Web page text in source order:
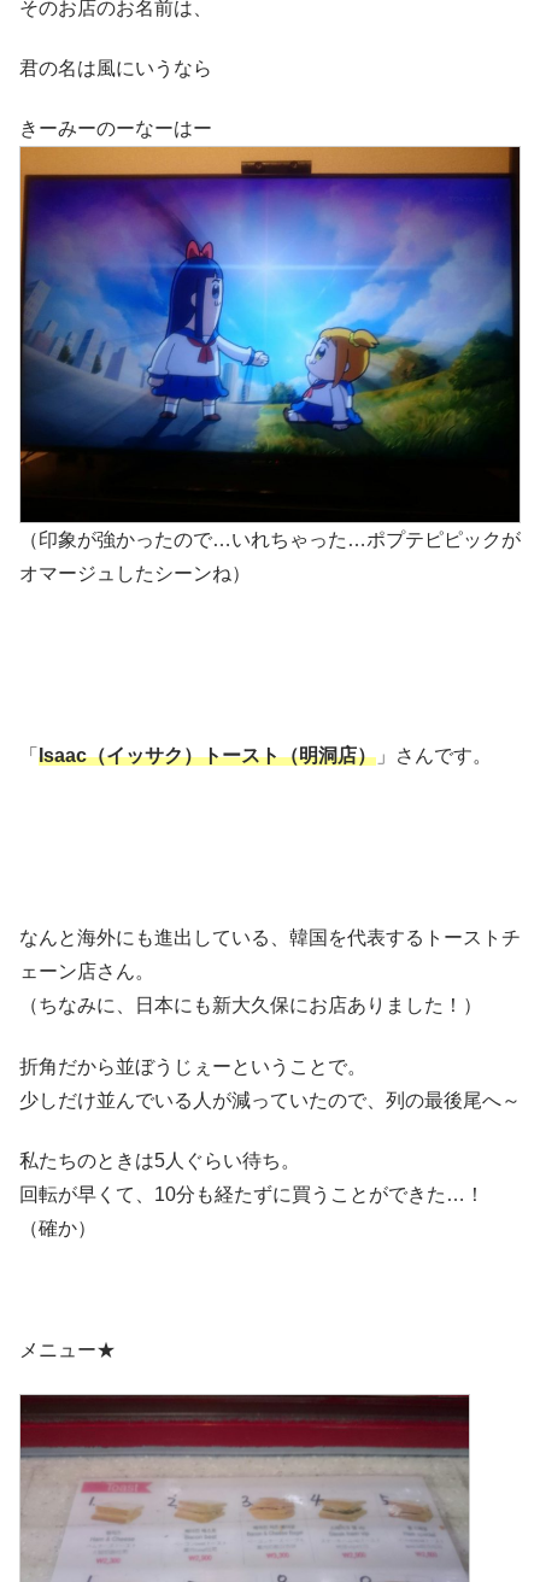
そのお店のお名前は、
君の名は風にいうなら
きーみーのーなーはー
（印象が強かったので…いれちゃった…ポプテピピックが
オマージュしたシーンね）
「 Isaac（イッサク）トースト（明洞店） 」さんです。
なんと海外にも進出している、韓国を代表するトーストチ
ェーン店さん。
（ちなみに、日本にも新大久保にお店ありました！）
折角だから並ぼうじぇーということで。
少しだけ並んでいる人が減っていたので、列の最後尾へ～
私たちのときは5人ぐらい待ち。
回転が早くて、10分も経たずに買うことができた…！
（確か）
メニュー★